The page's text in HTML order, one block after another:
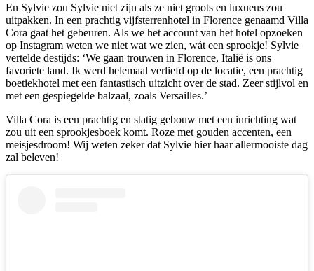
En Sylvie zou Sylvie niet zijn als ze niet groots en luxueus zou
uitpakken. In een prachtig vijfsterrenhotel in Florence genaamd Villa
Cora gaat het gebeuren. Als we het account van het hotel opzoeken
op Instagram weten we niet wat we zien, wát een sprookje! Sylvie
vertelde destijds: ‘We gaan trouwen in Florence, Italië is ons
favoriete land. Ik werd helemaal verliefd op de locatie, een prachtig
boetiekhotel met een fantastisch uitzicht over de stad. Zeer stijlvol en
met een gespiegelde balzaal, zoals Versailles.’
Villa Cora is een prachtig en statig gebouw met een inrichting wat
zou uit een sprookjesboek komt. Roze met gouden accenten, een
meisjesdroom! Wij weten zeker dat Sylvie hier haar allermooiste dag
zal beleven!